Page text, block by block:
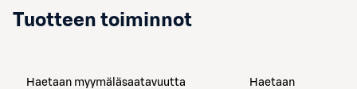
Tuotteen toiminnot
Haetaan myymäläsaatavuutta
Haetaan